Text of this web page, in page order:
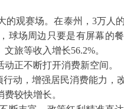
观赛场。在泰州， 3万人
球场周边只要是有屏幕的
旅等收入增长56.2%。
正不断打开消费新空间。
动，增强居民消费能力，
较快增长。